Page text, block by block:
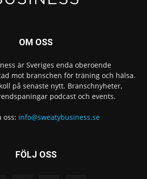
OM OSS
är Sveriges enda oberoende
mot branschen för träning och hälsa.
på senaste nytt. Branschnyheter,
podcast och events.
oss: info@sweatybusiness.se
FÖLJ OSS